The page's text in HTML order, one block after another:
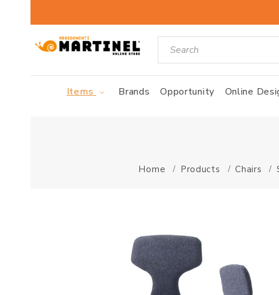
Items Brands Opportunity Online
Home Products Chairs